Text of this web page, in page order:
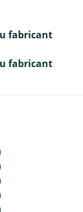
fabricant
fabricant